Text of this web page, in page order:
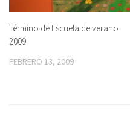
Término de Escuela de verano
2009
FEBRERO 13, 2009